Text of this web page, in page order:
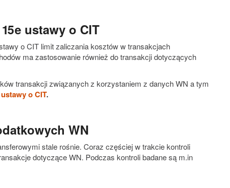
ustawy o CIT
o CIT limit zaliczania kosztów w transakcjach
ma zastosowanie również do transakcji dotyczących
transakcji związanych z korzystaniem z danych WN a tym
o CIT.
WN
stale rośnie. Coraz częściej w trakcie kontroli
dotyczące WN. Podczas kontroli badane są m.in